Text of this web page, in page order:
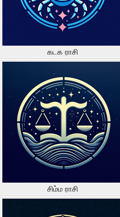
கடக ராசி
சிம்ம ராசி